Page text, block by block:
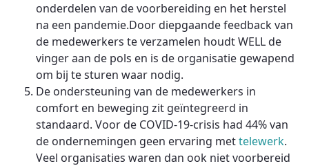
onderdelen van de voorbereiding en het herstel
na een pandemie.Door diepgaande feedback van
de medewerkers te verzamelen houdt WELL de
vinger aan de pols en is de organisatie gewapend
om bij te sturen waar nodig.
De ondersteuning van de medewerkers in
comfort en beweging zit geïntegreerd in
standaard. Voor de COVID-19-crisis had 44% van
de ondernemingen geen ervaring mettelewerk.
Veel organisaties waren dan ook niet voorbereid